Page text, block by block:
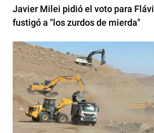
Javier Milei pidió el voto para
fustigó a "los zurdos de mierda"